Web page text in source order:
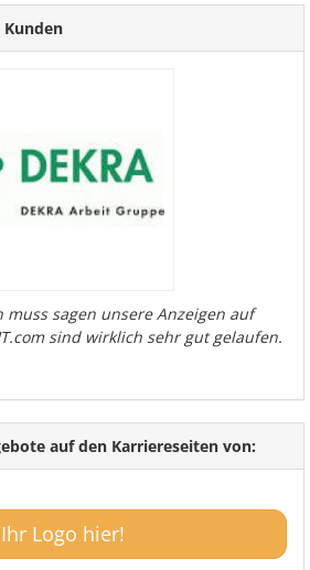
Kunden
muss sagen unsere Anzeigen auf
sind wirklich sehr gut gelaufen.
auf den Karriereseiten von:
Ihr Logo hier!